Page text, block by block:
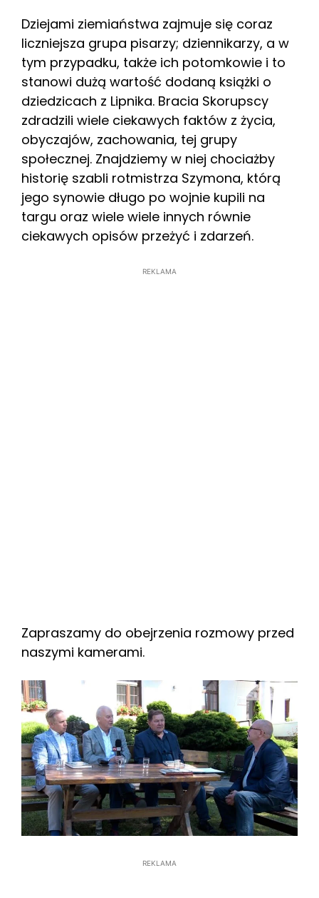
Dziejami ziemiaństwa zajmuje się coraz
liczniejsza grupa pisarzy; dziennikarzy, a w
tym przypadku, także ich potomkowie i to
stanowi dużą wartość dodaną książki o
dziedzicach z Lipnika. Bracia Skorupscy
zdradzili wiele ciekawych faktów z życia,
obyczajów, zachowania, tej grupy
społecznej. Znajdziemy w niej chociażby
historię szabli rotmistrza Szymona, którą
jego synowie długo po wojnie kupili na
targu oraz wiele wiele innych równie
ciekawych opisów przeżyć i zdarzeń.
REKLAMA
Zapraszamy do obejrzenia rozmowy przed
naszymi kamerami.
REKLAMA